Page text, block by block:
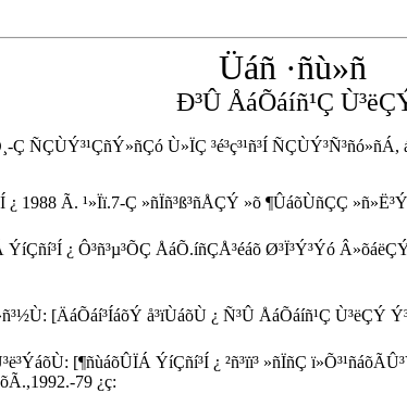
Üáñ ·ñù»ñ
Ð³Û ÅáÕáíñ¹Ç
ÑÇÙÝ³¹ÇñÝ»ñÇó Ù»ÏÇ ³é³ç³¹ñ³Í ÑÇÙÝ³Ñ³ñó»ñÁ,
¿ 1988 Ã. ¹»Ïï.7-Ç »ñÏñ³ß³ñÅÇÝ »õ ¶ÛáõÙñÇÇ
¿ Ô³ñ³µ³ÕÇ ÅáÕ.íñÇÅ³éáõ Ø³Ï³Ý³Ýó
[ÄáÕáí³ÍáõÝ å³ïÙáõÙ ¿ Ñ³Û ÅáÕáíñ¹Ç Ù³ëÇÝ
[¶ñùáõÛÏÁ ÝíÇñí³Í ¿ ²ñ³ïï³ »ñÏñÇ
79 ¿ç: